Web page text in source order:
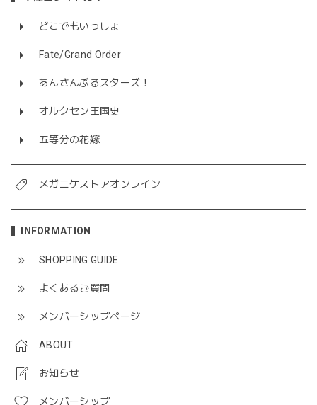
どこでもいっしょ
Fate/Grand Order
あんさんぶるスターズ！
オルクセン王国史
五等分の花嫁
メガニケストアオンライン
INFORMATION
SHOPPING GUIDE
よくあるご質問
メンバーシップページ
ABOUT
お知らせ
メンバーシップ